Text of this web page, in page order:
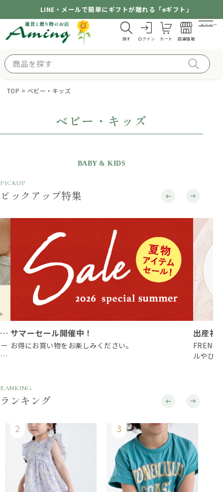
LINE・メールで簡単にギフトが贈れる「eギフト」
探す ログイン カート 店舗情報
メニュー
TOP ベビー・キッズ
ベビー・キッズ
BABY & KIDS
PICKUP
ピックアップ特集
インテリアにマッチ！ペールカラーの北欧木製トイ サマーセール開催中！
お得にお買い物をお楽しみください。
ルやひ
RANKING
ランキング